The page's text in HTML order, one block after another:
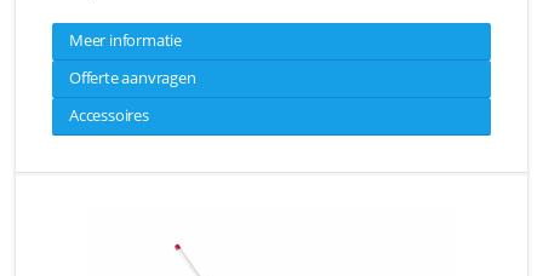
Meer informatie
Offerte aanvragen
Accessoires